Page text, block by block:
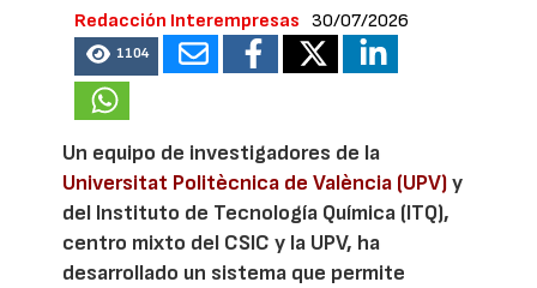
Redacción Interempresas 30/07/2026
1104
Un equipo de investigadores de la
Universitat Politècnica de València (UPV)y
del Instituto de Tecnología Química (ITQ),
centro mixto del CSIC y la UPV, ha
desarrollado un sistema que permite